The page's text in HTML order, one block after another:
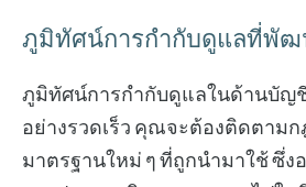
ภูมิทัศน์การกำกับดูแลที่พัฒ
ภูมิทัศน์การกำกับดูแลในด้านบัญ
อย่างรวดเร็ว คุณจะต้องติดตาม
มาตรฐานใหม่ ๆ ที่ถูกนำมาใช้ ซึ่ง